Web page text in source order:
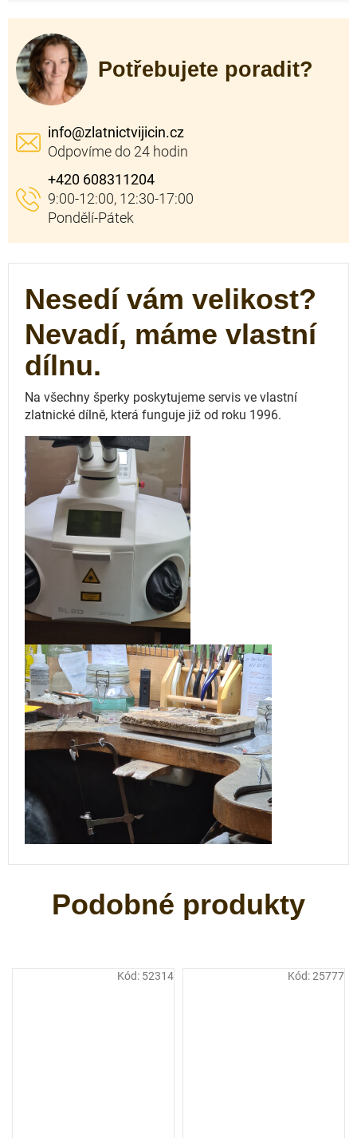
Potřebujete poradit?
info@zlatnictvijicin.cz
+420 608311204
Kód: 52314 Kód:25777
Nesedí vám velikost?
Nevadí, máme vlastní
dílnu.
Na všechny šperky poskytujeme servis ve vlastní
zlatnické dílně, která funguje již od roku 1996.